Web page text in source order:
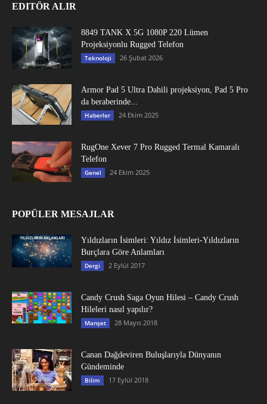
EDITÖR ALIR
8849 TANK X 5G 1080P 220 Lümen
Projeksiyonlu Rugged Telefon
Teknoloji 26 Şubat 2026
Armor Pad 5 Ultra Dahili projeksiyon, Pad 5 Pro
da beraberinde...
Haberler 24 Ekim 2025
RugOne Xever 7 Pro Rugged Termal Kamaralı
Telefon
Genel 24 Ekim 2025
POPÜLER MESAJLAR
Yıldızların İsimleri: Yıldız İsimleri-Yıldızların
Burçlara Göre Anlamları
Dergi 2 Eylül 2017
Candy Crush Saga Oyun Hilesi – Candy Crush
Hileleri nasıl yapılır?
Manşet 28 Mayıs 2018
Canan Dağdeviren Buluşlarıyla Dünyanın
Gündeminde
Bilim 17 Eylül 2018